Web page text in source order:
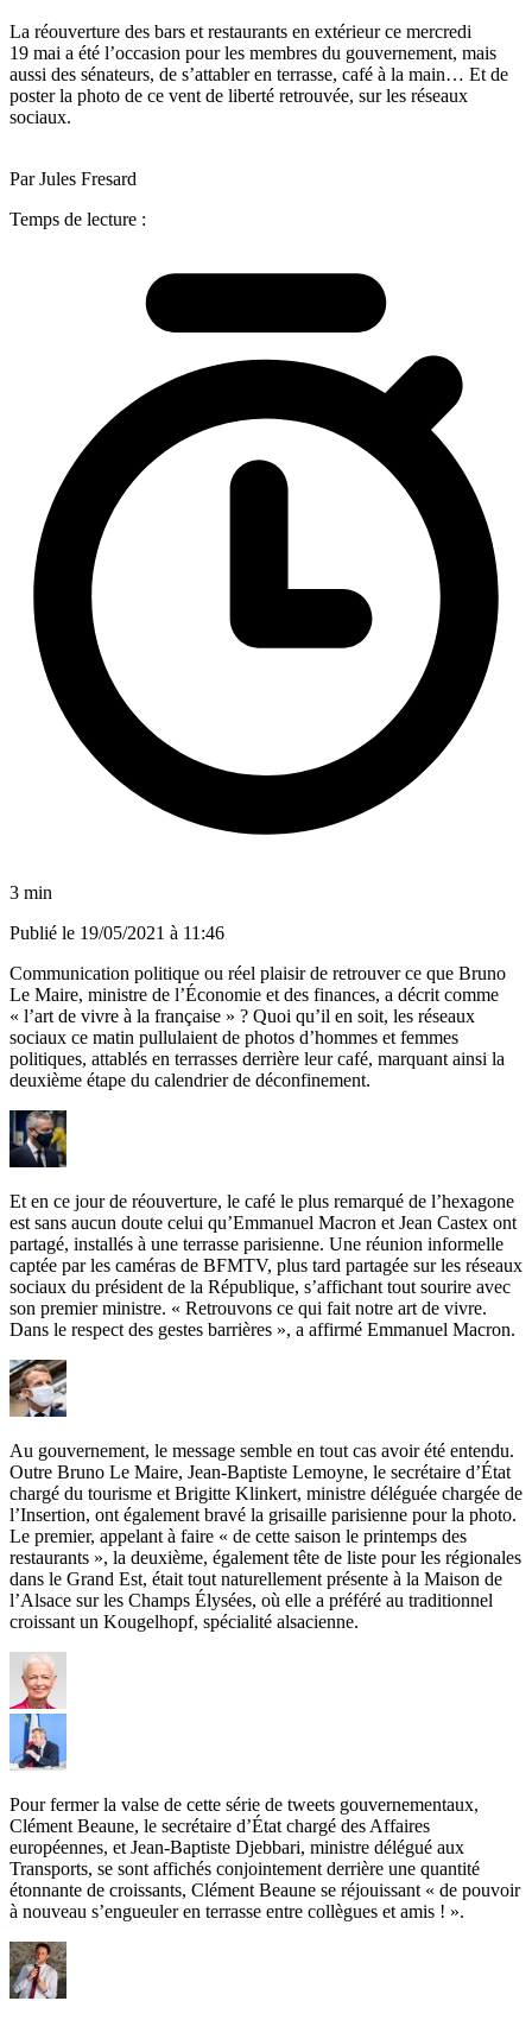
La réouverture des bars et restaurants en extérieur ce mercredi
19 mai a été l’occasion pour les membres du gouvernement, mais
aussi des sénateurs, de s’attabler en terrasse, café à la main… Et de
poster la photo de ce vent de liberté retrouvée, sur les réseaux
sociaux.
Par Jules Fresard
Temps de lecture :
3 min
Publié le 19/05/2021 à 11:46
Communication politique ou réel plaisir de retrouver ce que Bruno
Le Maire, ministre de l’Économie et des finances, a décrit comme
« l’art de vivre à la française » ? Quoi qu’il en soit, les réseaux
sociaux ce matin pullulaient de photos d’hommes et femmes
politiques, attablés en terrasses derrière leur café, marquant ainsi la
deuxième étape du calendrier de déconfinement.
Et en ce jour de réouverture, le café le plus remarqué de l’hexagone
est sans aucun doute celui qu’Emmanuel Macron et Jean Castex ont
partagé, installés à une terrasse parisienne. Une réunion informelle
captée par les caméras de BFMTV, plus tard partagée sur les réseaux
sociaux du président de la République, s’affichant tout sourire avec
son premier ministre. « Retrouvons ce qui fait notre art de vivre.
Dans le respect des gestes barrières », a affirmé Emmanuel Macron.
Au gouvernement, le message semble en tout cas avoir été entendu.
Outre Bruno Le Maire, Jean-Baptiste Lemoyne, le secrétaire d’État
chargé du tourisme et Brigitte Klinkert, ministre déléguée chargée de
l’Insertion, ont également bravé la grisaille parisienne pour la photo.
Le premier, appelant à faire « de cette saison le printemps des
restaurants », la deuxième, également tête de liste pour les régionales
dans le Grand Est, était tout naturellement présente à la Maison de
l’Alsace sur les Champs Élysées, où elle a préféré au traditionnel
croissant un Kougelhopf, spécialité alsacienne.
Pour fermer la valse de cette série de tweets gouvernementaux,
Clément Beaune, le secrétaire d’État chargé des Affaires
européennes, et Jean-Baptiste Djebbari, ministre délégué aux
Transports, se sont affichés conjointement derrière une quantité
étonnante de croissants, Clément Beaune se réjouissant « de pouvoir
à nouveau s’engueuler en terrasse entre collègues et amis ! ».